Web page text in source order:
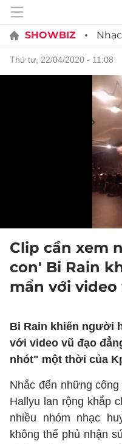
SHOWBIZ Nhạc
thứ tư, 22/04/2020 - 11:08
Clip cần xem
con' Bi Rain
mẩn với
Bi Rain khiến người
với video vũ đạo
nhót" một thời của
Nhắc đến những
Hallyu lan rộng khắp
nhiều nhóm nhạc
không thể phủ nhận